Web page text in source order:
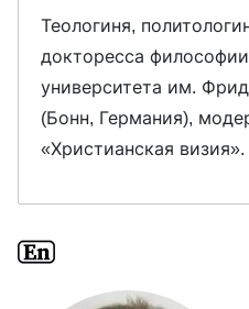
Теологиня,
докторесса
университета им.
(Бонн, Германия),
«Христианская визия».